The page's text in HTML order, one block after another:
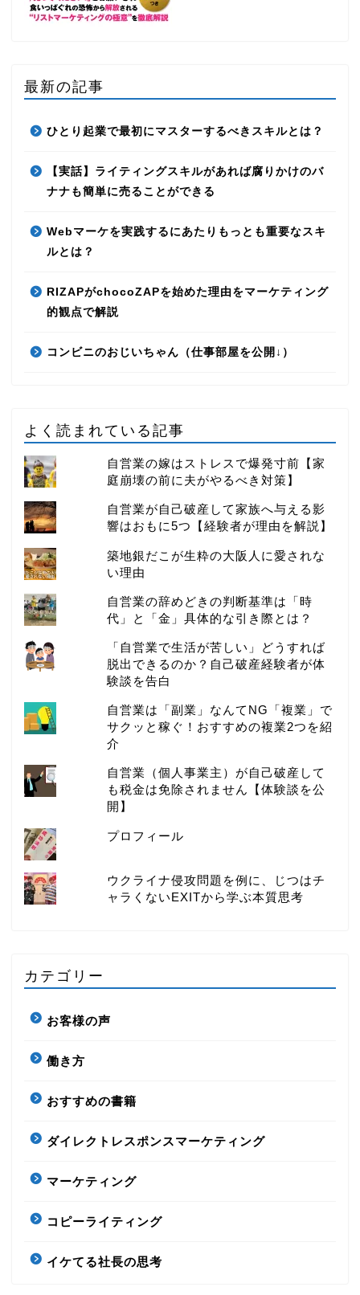
最新の記事
ひとり起業で最初にマスターするべきスキルとは？
【実話】ライティングスキルがあれば腐りかけのバ
ナナも簡単に売ることができる
Webマーケを実践するにあたりもっとも重要なスキ
ルとは？
RIZAPがchocoZAPを始めた理由をマーケティング
的観点で解説
コンビニのおじいちゃん（仕事部屋を公開↓）
よく読まれている記事
自営業の嫁はストレスで爆発寸前【家
庭崩壊の前に夫がやるべき対策】
自営業が自己破産して家族へ与える影
響はおもに5つ【経験者が理由を解説】
築地銀だこが生粋の大阪人に愛されな
い理由
自営業の辞めどきの判断基準は「時
代」と「金」具体的な引き際とは？
「自営業で生活が苦しい」どうすれば
脱出できるのか？自己破産経験者が体
験談を告白
自営業は「副業」なんてNG「複業」で
サクッと稼ぐ！おすすめの複業2つを紹
介
自営業（個人事業主）が自己破産して
も税金は免除されません【体験談を公
開】
プロフィール
ウクライナ侵攻問題を例に、じつはチ
ャラくないEXITから学ぶ本質思考
カテゴリー
お客様の声
働き方
おすすめの書籍
ダイレクトレスポンスマーケティング
マーケティング
コピーライティング
イケてる社長の思考